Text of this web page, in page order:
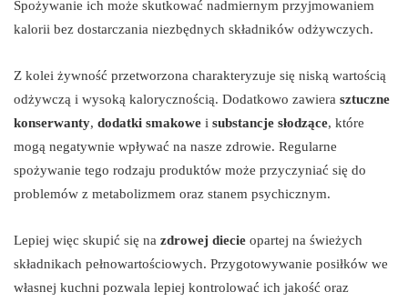
Spożywanie ich może skutkować nadmiernym przyjmowaniem
kalorii bez dostarczania niezbędnych składników odżywczych.
Z kolei żywność przetworzona charakteryzuje się niską wartością
odżywczą i wysoką kalorycznością. Dodatkowo zawiera sztuczne
konserwanty, dodatki smakowe i substancje słodzące, które
mogą negatywnie wpływać na nasze zdrowie. Regularne
spożywanie tego rodzaju produktów może przyczyniać się do
problemów z metabolizmem oraz stanem psychicznym.
Lepiej więc skupić się na zdrowej diecie opartej na świeżych
składnikach pełnowartościowych. Przygotowywanie posiłków we
własnej kuchni pozwala lepiej kontrolować ich jakość oraz